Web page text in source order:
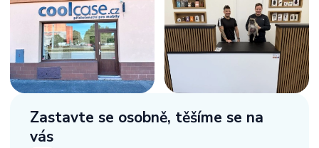
Zastavte se osobně, těšíme se na
vás